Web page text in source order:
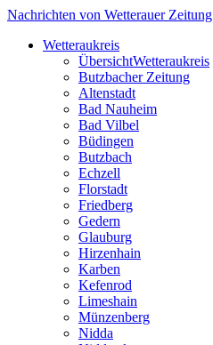
Nachrichten von Wetterauer Zeitung
Wetteraukreis
ÜbersichtWetteraukreis
Butzbacher Zeitung
Altenstadt
Bad Nauheim
Bad Vilbel
Büdingen
Butzbach
Echzell
Florstadt
Friedberg
Gedern
Glauburg
Hirzenhain
Karben
Kefenrod
Limeshain
Münzenberg
Nidda